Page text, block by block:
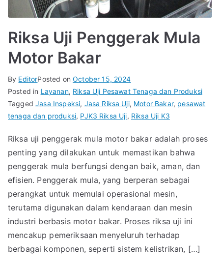
Riksa Uji Penggerak Mula
Motor Bakar
By EditorPosted onOctober 15, 2024
Posted in Layanan, Riksa Uji Pesawat Tenaga dan Produksi
TaggedJasa Inspeksi, Jasa Riksa Uji, Motor Bakar, pesawat
tenaga dan produksi, PJK3 Riksa Uji, Riksa Uji K3
Riksa uji penggerak mula motor bakar adalah proses
penting yang dilakukan untuk memastikan bahwa
penggerak mula berfungsi dengan baik, aman, dan
efisien. Penggerak mula, yang berperan sebagai
perangkat untuk memulai operasional mesin,
terutama digunakan dalam kendaraan dan mesin
industri berbasis motor bakar. Proses riksa uji ini
mencakup pemeriksaan menyeluruh terhadap
berbagai komponen, seperti sistem kelistrikan, […]